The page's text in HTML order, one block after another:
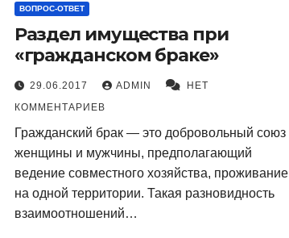
ВОПРОС-ОТВЕТ
Раздел имущества при
«гражданском браке»
29.06.2017 ADMIN
НЕТ
КОММЕНТАРИЕВ
Гражданский брак — это добровольный союз
женщины и мужчины, предполагающий
ведение совместного хозяйства, проживание
на одной территории. Такая разновидность
взаимоотношений…